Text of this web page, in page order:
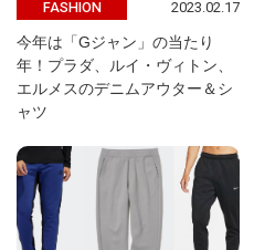
FASHION 2023.02.17
今年は「Gジャン」の当たり
年！プラダ、ルイ・ヴィトン、
エルメスのデニムアウター＆シ
ャツ